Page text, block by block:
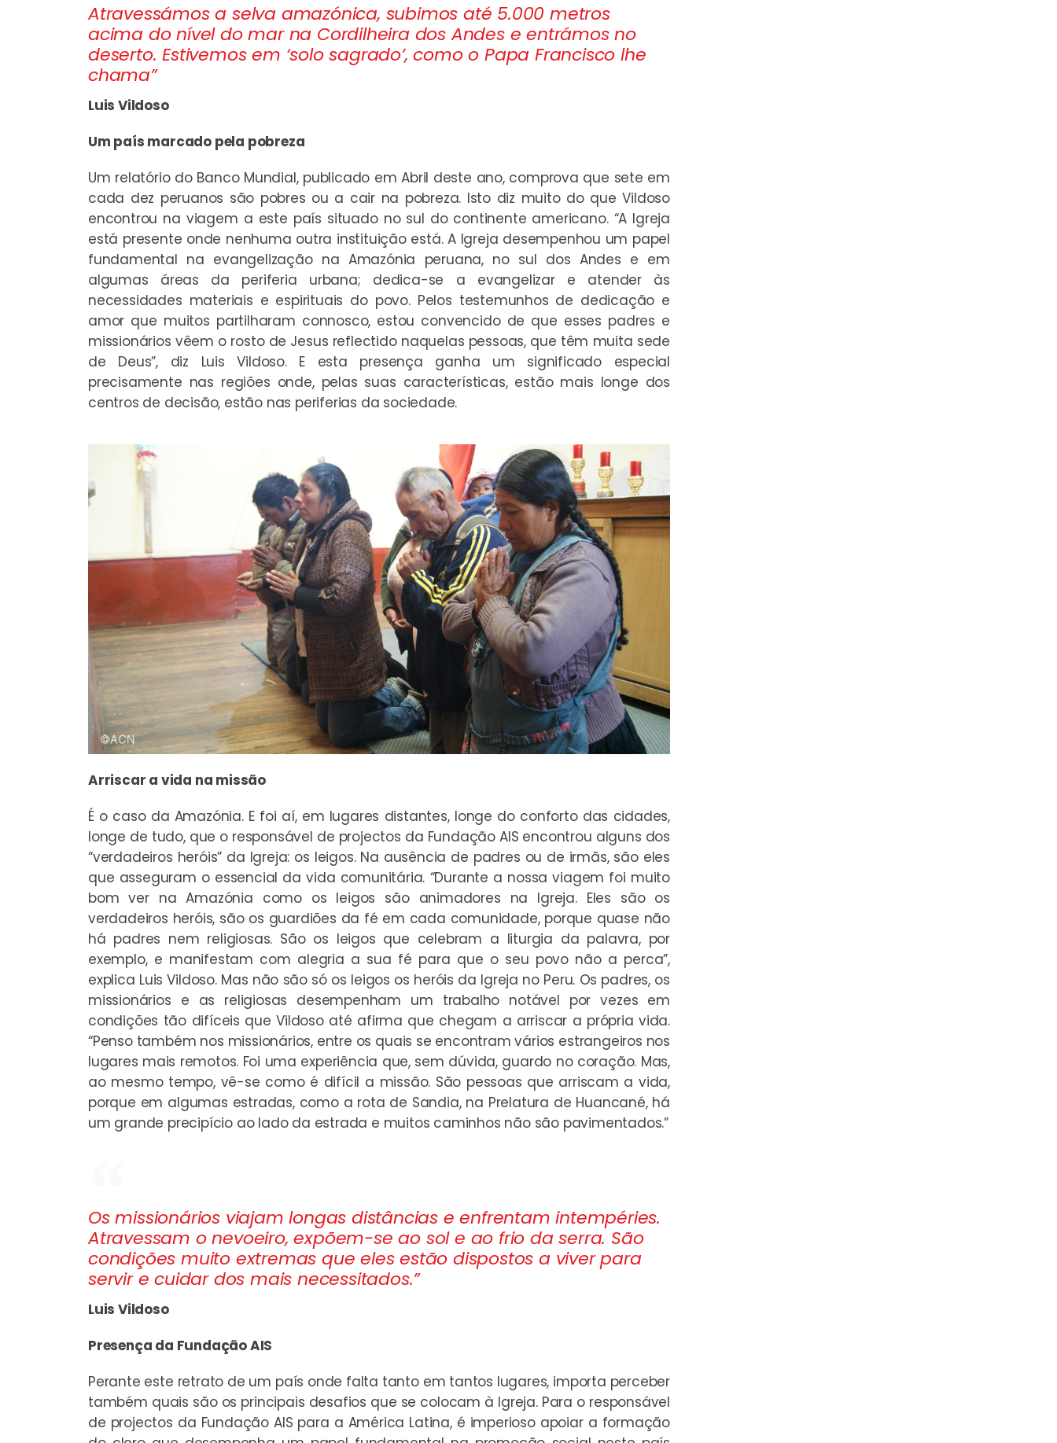
Atravessámos a selva amazónica, subimos até 5.000 metros
acima do nível do mar na Cordilheira dos Andes e entrámos no
deserto. Estivemos em ‘solo sagrado’, como o Papa Francisco lhe
chama”
Luis Vildoso
Um país marcado pela pobreza
Um relatório do Banco Mundial, publicado em Abril deste ano, comprova que sete em
cada dez peruanos são pobres ou a cair na pobreza. Isto diz muito do que Vildoso
encontrou na viagem a este país situado no sul do continente americano. “A Igreja
está presente onde nenhuma outra instituição está. A Igreja desempenhou um papel
fundamental na evangelização na Amazónia peruana, no sul dos Andes e em
algumas áreas da periferia urbana; dedica-se a evangelizar e atender às
necessidades materiais e espirituais do povo. Pelos testemunhos de dedicação e
amor que muitos partilharam connosco, estou convencido de que esses padres e
missionários vêem o rosto de Jesus reflectido naquelas pessoas, que têm muita sede
de Deus”, diz Luis Vildoso. E esta presença ganha um significado especial
precisamente nas regiões onde, pelas suas características, estão mais longe dos
centros de decisão, estão nas periferias da sociedade.
Arriscar a vida na missão
É o caso da Amazónia. E foi aí, em lugares distantes, longe do conforto das cidades,
longe de tudo, que o responsável de projectos da Fundação AIS encontrou alguns dos
“verdadeiros heróis” da Igreja: os leigos. Na ausência de padres ou de irmãs, são eles
que asseguram o essencial da vida comunitária. “Durante a nossa viagem foi muito
bom ver na Amazónia como os leigos são animadores na Igreja. Eles são os
verdadeiros heróis, são os guardiões da fé em cada comunidade, porque quase não
há padres nem religiosas. São os leigos que celebram a liturgia da palavra, por
exemplo, e manifestam com alegria a sua fé para que o seu povo não a perca”,
explica Luis Vildoso. Mas não são só os leigos os heróis da Igreja no Peru. Os padres, os
missionários e as religiosas desempenham um trabalho notável por vezes em
condições tão difíceis que Vildoso até afirma que chegam a arriscar a própria vida.
“Penso também nos missionários, entre os quais se encontram vários estrangeiros nos
lugares mais remotos. Foi uma experiência que, sem dúvida, guardo no coração. Mas,
ao mesmo tempo, vê-se como é difícil a missão. São pessoas que arriscam a vida,
porque em algumas estradas, como a rota de Sandia, na Prelatura de Huancané, há
um grande precipício ao lado da estrada e muitos caminhos não são pavimentados.”
Os missionários viajam longas distâncias e enfrentam intempéries.
Atravessam o nevoeiro, expõem-se ao sol e ao frio da serra. São
condições muito extremas que eles estão dispostos a viver para
servir e cuidar dos mais necessitados.”
Luis Vildoso
Presença da Fundação AIS
Perante este retrato de um país onde falta tanto em tantos lugares, importa perceber
também quais são os principais desafios que se colocam à Igreja. Para o responsável
de projectos da Fundação AIS para a América Latina, é imperioso apoiar a formação